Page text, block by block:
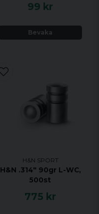
99 kr
Bevaka
H&N SPORT
H&N .314" 90gr L-WC,
500st
775 kr